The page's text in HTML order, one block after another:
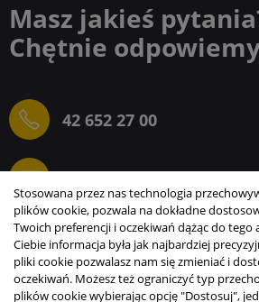
Masz jakieś
Chętnie
42 652 27 00
ELEKTROGIEŁDA SZ.ŻACZKIEWICZ;
SP.J.
Stosowana przez nas technologia
plików cookie, pozwala na dokładne
Twoich preferencji i oczekiwań dążąc do tego
Ciebie informacja była jak najbardziej
pliki cookie pozwalasz nam się zmieniać i
oczekiwań. Możesz też ograniczyć typ
plików cookie wybierając opcję "Dostosuj",